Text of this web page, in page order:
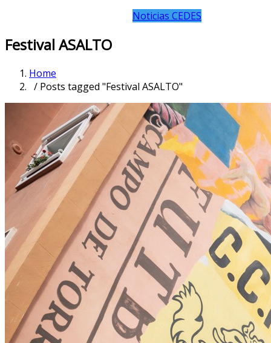
Noticias CEDES
Festival ASALTO
Home
/ Posts tagged "Festival ASALTO"